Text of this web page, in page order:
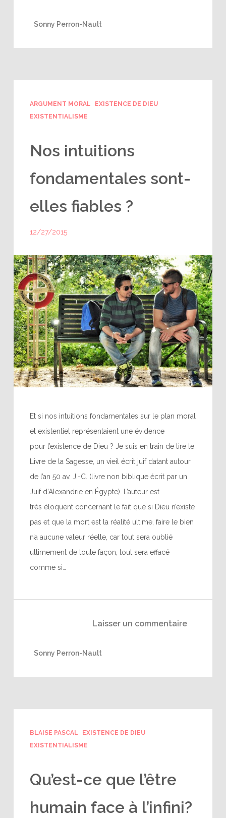
Sonny Perron-Nault
ARGUMENT MORAL
EXISTENCE DE DIEU
EXISTENTIALISME
Nos intuitions
fondamentales sont-
elles fiables ?
12/27/2015
Et si nos intuitions fondamentales sur le plan moral
et existentiel représentaient une évidence
pour l’existence de Dieu ? Je suis en train de lire le
Livre de la Sagesse, un vieil écrit juif datant autour
de l’an 50 av. J.-C. (livre non biblique écrit par un
Juif d’Alexandrie en Égypte). L’auteur est
très éloquent concernant le fait que si Dieu n’existe
pas et que la mort est la réalité ultime, faire le bien
n’a aucune valeur réelle, car tout sera oublié
ultimement de toute façon, tout sera effacé
comme si…
Laisser un commentaire
Sonny Perron-Nault
BLAISE PASCAL
EXISTENCE DE DIEU
EXISTENTIALISME
Qu’est-ce que l’être
humain face à l’infini?